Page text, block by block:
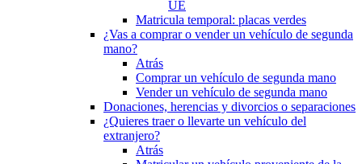
UE
Matricula temporal: placas verdes
¿Vas a comprar o vender un vehículo de segunda
mano?
Atrás
Comprar un vehículo de segunda mano
Vender un vehículo de segunda mano
Donaciones, herencias y divorcios o separaciones
¿Quieres traer o llevarte un vehículo del
extranjero?
Atrás